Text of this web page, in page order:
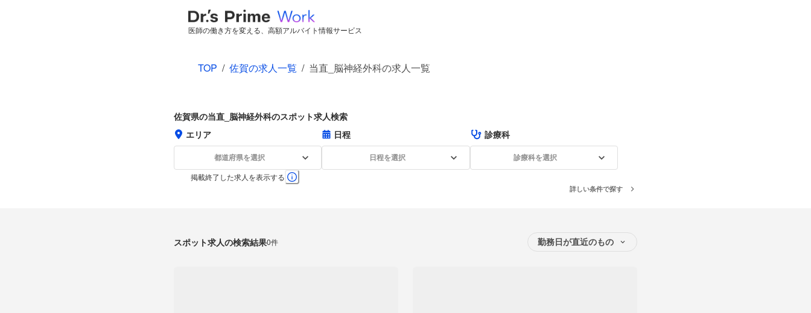
医師の働き方を変える、高額アルバイト情報サービス
TOP / 佐賀の求人一覧 / 当直_脳神経外科の求人一覧
佐賀県の当直_脳神経外科のスポット求人検索
エリア
都道府県を選択
日程
日程を選択
診療科
診療科を選択
掲載終了した求人を表示する
詳しい条件で探す
スポット求人の検索結果0件 勤務日が直近のもの